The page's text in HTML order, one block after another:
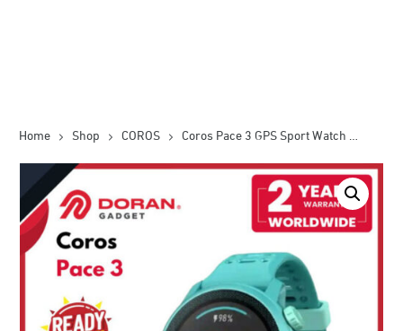
Home Shop COROS Coros Pace 3 GPS Sport Watch Emerald Silicone